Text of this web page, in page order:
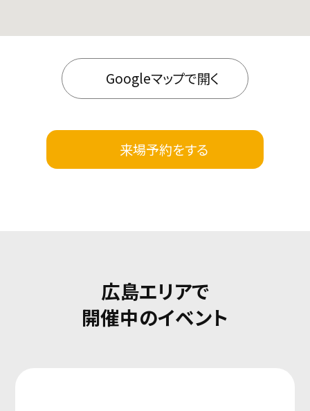
Googleマップで開く
来場予約をする
広島エリアで
開催中のイベント